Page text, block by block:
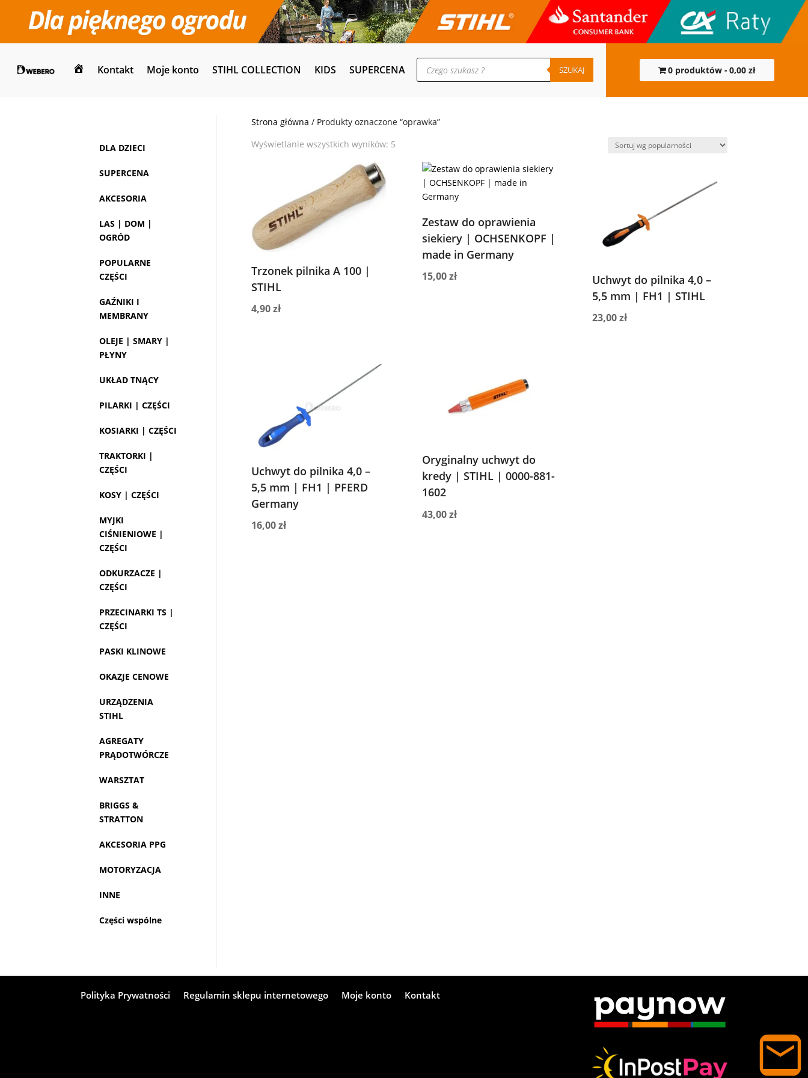
Dom Kontakt Moje konto STIHL COLLECTION KIDS SUPERCENA
Wyszukiwarka
produktów SZUKAJ 0 produktów 0,00 zł
Strona główna / Produkty oznaczone “oprawka”
Wyświetlanie wszystkich wyników: 5Posortowane
popularności
Trzonek pilnika A 100 |
STIHL
4,90zł
Zestaw do oprawienia
siekiery | OCHSENKOPF |
made in Germany
15,00zł
Uchwyt do pilnika 4,0 –
5,5 mm | FH1 | STIHL
23,00zł
Uchwyt do pilnika 4,0 –
5,5 mm | FH1 | PFERD
Germany
16,00zł
Oryginalny uchwyt do
kredy | STIHL | 0000-881-
1602
43,00zł
DLA DZIECI
SUPERCENA
AKCESORIA
LAS | DOM |
OGRÓD
POPULARNE
CZĘŚCI
GAŹNIKI I
MEMBRANY
OLEJE | SMARY |
PŁYNY
UKŁAD TNĄCY
PILARKI | CZĘŚCI
KOSIARKI | CZĘŚCI
TRAKTORKI |
CZĘŚCI
KOSY | CZĘŚCI
MYJKI
CIŚNIENIOWE |
CZĘŚCI
ODKURZACZE |
CZĘŚCI
PRZECINARKI TS |
CZĘŚCI
PASKI KLINOWE
OKAZJE CENOWE
URZĄDZENIA
STIHL
AGREGATY
PRĄDOTWÓRCZE
WARSZTAT
BRIGGS &
STRATTON
AKCESORIA PPG
MOTORYZACJA
INNE
Części wspólne
Polityka Prywatności Regulamin sklepu internetowego Moje konto Kontakt